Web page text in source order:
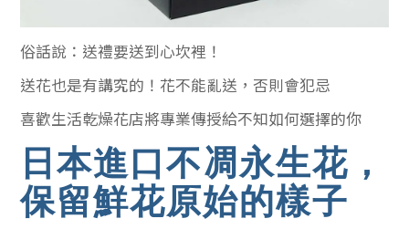
俗話說：送禮要送到心坎裡！
送花也是有講究的！花不能亂送，否則會犯忌
喜歡生活乾燥花店將專業傳授給不知如何選擇的你
日本進口不凋永生花，
保留鮮花原始的樣子